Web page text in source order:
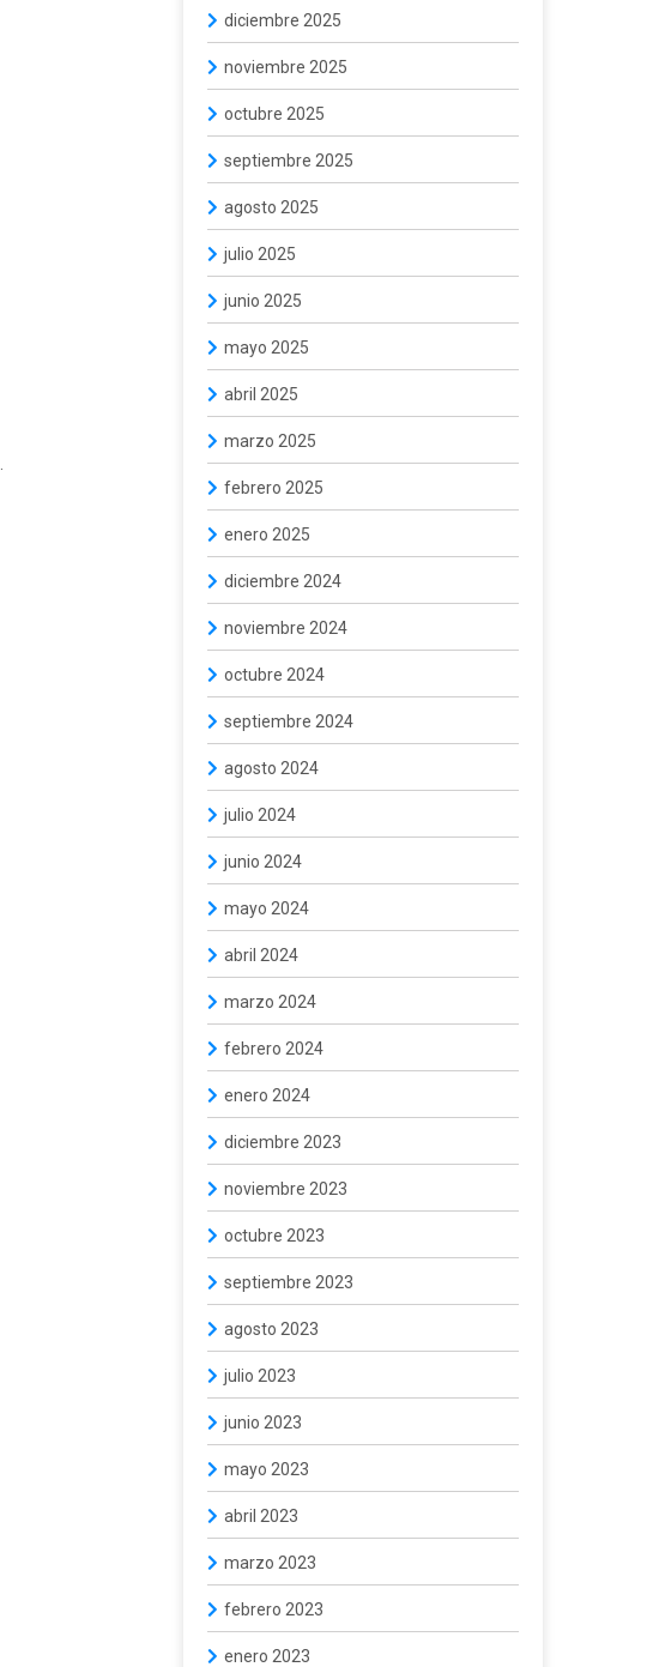
diciembre 2025
noviembre 2025
octubre 2025
septiembre 2025
agosto 2025
julio 2025
junio 2025
mayo 2025
abril 2025
marzo 2025
febrero 2025
enero 2025
diciembre 2024
noviembre 2024
octubre 2024
septiembre 2024
agosto 2024
julio 2024
junio 2024
mayo 2024
abril 2024
marzo 2024
febrero 2024
enero 2024
diciembre 2023
noviembre 2023
octubre 2023
septiembre 2023
agosto 2023
julio 2023
junio 2023
mayo 2023
abril 2023
marzo 2023
febrero 2023
enero 2023